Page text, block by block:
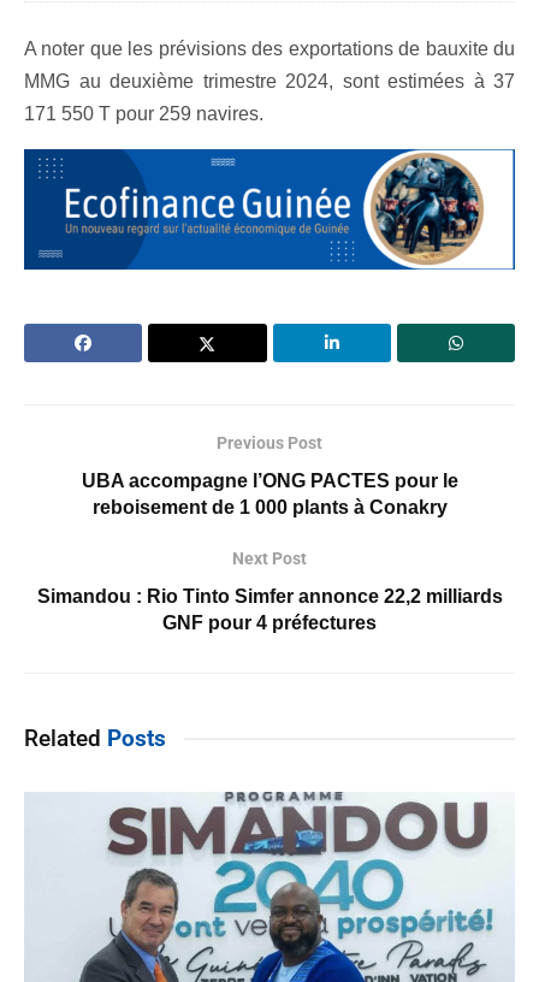
A noter que les prévisions des exportations de bauxite du
MMG au deuxième trimestre 2024, sont estimées à 37
171 550 T pour 259 navires.
Previous Post
UBA accompagne l’ONG PACTES pour le
reboisement de 1 000 plants à Conakry
Next Post
Simandou : Rio Tinto Simfer annonce 22,2 milliards
GNF pour 4 préfectures
Related Posts